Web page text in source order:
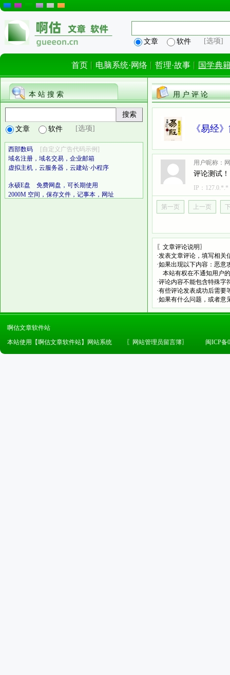
文章 软件 [选项]
首页 电脑系统·网络 哲理·故事 国学典
本 站 搜 索
文章 软件 [选项]
西部数码
[自定义广告代码示例]
域名注册，域名交易，企业邮箱
虚拟主机，云服务器，云建站·小程序
永硕E盘 免费网盘，可长期使用
2000M 空间，保存文件，记事本，网址
用 户 评 论
《易经
用户昵称：
评论测试！
IP： 127.0.*.*
第一页 上一页
〖文章评论说明〗
·发表文章评论，填写相
·如果出现以下内容：恶
本站有权在不通知用户
·评论内容不能包含特殊字
·有些评论发表成功后需
·如果有什么问题，或者意
啊估文章软件站
本站使用【啊估文章软件站】网站系统
〖 网站管理员留言簿〗 闽ICP备